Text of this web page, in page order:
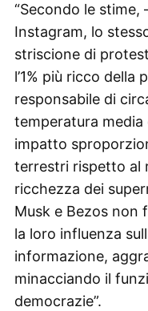
“Secondo le stime,
Instagram, lo
striscione di
l’1% più ricco della
responsabile di
temperatura media
impatto
terrestri rispetto al
ricchezza dei
Musk e Bezos non
la loro influenza
informazione,
minacciando il
democrazie”.